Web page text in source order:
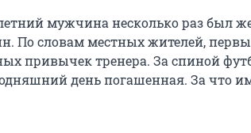
мужчина несколько раз был
По словам местных жителей,
привычек тренера. За спиной
день погашенная. За что